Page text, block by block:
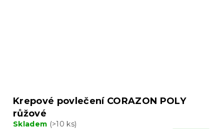
Krepové povlečení CORAZON POLY
růžové
Skladem (>10 ks)